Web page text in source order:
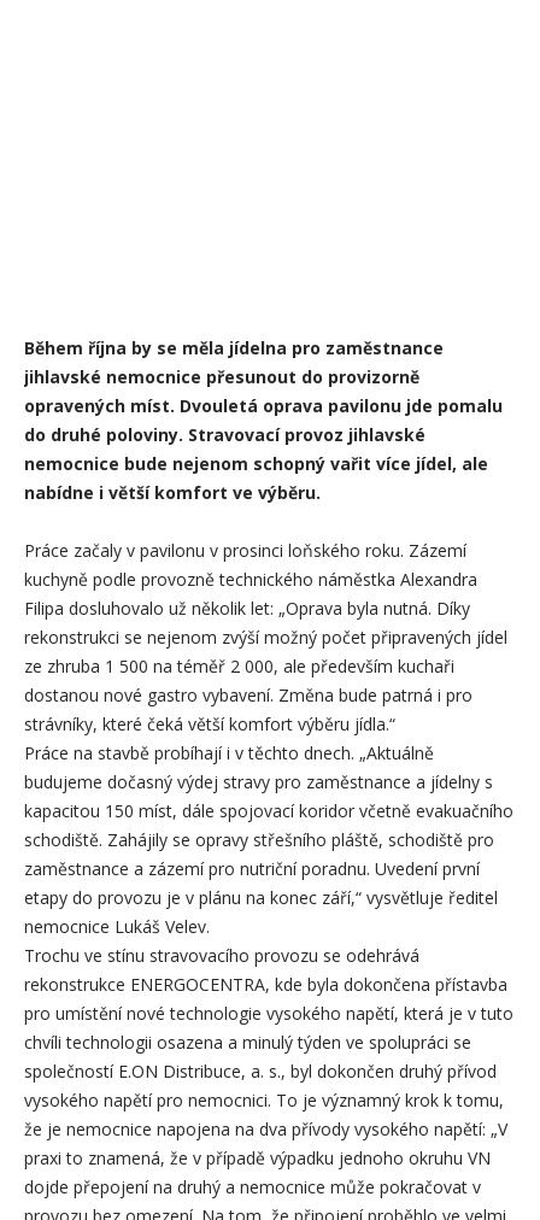
Během října by se měla jídelna pro zaměstnance
jihlavské nemocnice přesunout do provizorně
opravených míst. Dvouletá oprava pavilonu jde pomalu
do druhé poloviny. Stravovací provoz jihlavské
nemocnice bude nejenom schopný vařit více jídel, ale
nabídne i větší komfort ve výběru.
Práce začaly v pavilonu v prosinci loňského roku. Zázemí
kuchyně podle provozně technického náměstka Alexandra
Filipa dosluhovalo už několik let: „Oprava byla nutná. Díky
rekonstrukci se nejenom zvýší možný počet připravených jídel
ze zhruba 1 500 na téměř 2 000, ale především kuchaři
dostanou nové gastro vybavení. Změna bude patrná i pro
strávníky, které čeká větší komfort výběru jídla.“
Práce na stavbě probíhají i v těchto dnech. „Aktuálně
budujeme dočasný výdej stravy pro zaměstnance a jídelny s
kapacitou 150 míst, dále spojovací koridor včetně evakuačního
schodiště. Zahájily se opravy střešního pláště, schodiště pro
zaměstnance a zázemí pro nutriční poradnu. Uvedení první
etapy do provozu je v plánu na konec září,“ vysvětluje ředitel
nemocnice Lukáš Velev.
Trochu ve stínu stravovacího provozu se odehrává
rekonstrukce ENERGOCENTRA, kde byla dokončena přístavba
pro umístění nové technologie vysokého napětí, která je v tuto
chvíli technologii osazena a minulý týden ve spolupráci se
společností E.ON Distribuce, a. s., byl dokončen druhý přívod
vysokého napětí pro nemocnici. To je významný krok k tomu,
že je nemocnice napojena na dva přívody vysokého napětí: „V
praxi to znamená, že v případě výpadku jednoho okruhu VN
dojde přepojení na druhý a nemocnice může pokračovat v